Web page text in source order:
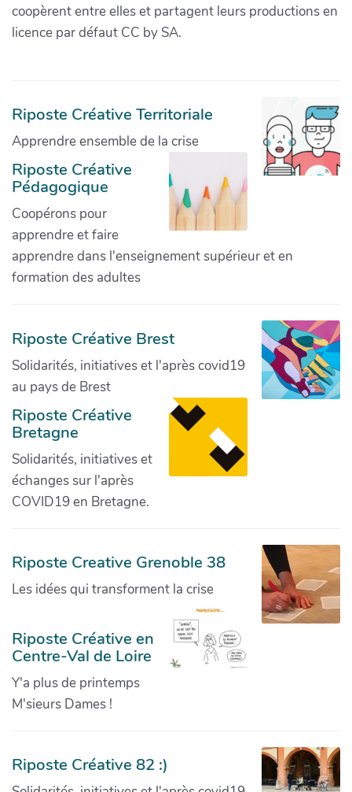
coopèrent entre elles et partagent leurs productions en
licence par défaut CC by SA.
Riposte Créative Territoriale
Apprendre ensemble de la crise
Riposte Créative
Pédagogique
Coopérons pour
apprendre et faire
apprendre dans l'enseignement supérieur et en
formation des adultes
Riposte Créative Brest
Solidarités, initiatives et l'après covid19
au pays de Brest
Riposte Créative
Bretagne
Solidarités, initiatives et
échanges sur l'après
COVID19 en Bretagne.
Riposte Creative Grenoble 38
Les idées qui transforment la crise
Riposte Créative en
Centre-Val de Loire
Y'a plus de printemps
M'sieurs Dames !
Riposte Créative 82 :)